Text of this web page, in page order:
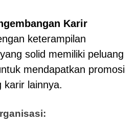
Karir
keterampilan
solid memiliki peluang
mendapatkan promosi
karir lainnya.